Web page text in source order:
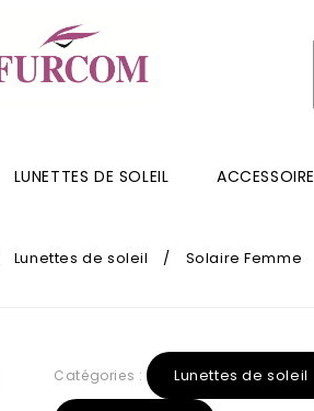
LUNETTES DE SOLEIL ACCESSOIRE
Lunettes de soleil / Solaire Femme
Catégories : Lunettes de soleil